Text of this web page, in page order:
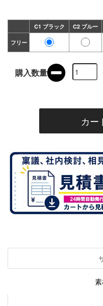
C1 ブラック C2 ブルー
フリー
購入数量